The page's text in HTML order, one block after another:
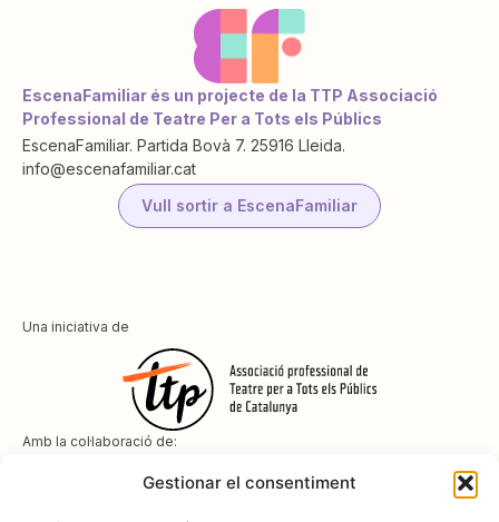
Gestionar el consentiment
EscenaFamiliar és un projecte de la TTP Associació
Professional de Teatre Per a Tots els Públics
EscenaFamiliar. Partida Bovà 7. 25916 Lleida.
info@escenafamiliar.cat
Vull sortir a EscenaFamiliar
Una iniciativa de
Amb la col·laboració de: